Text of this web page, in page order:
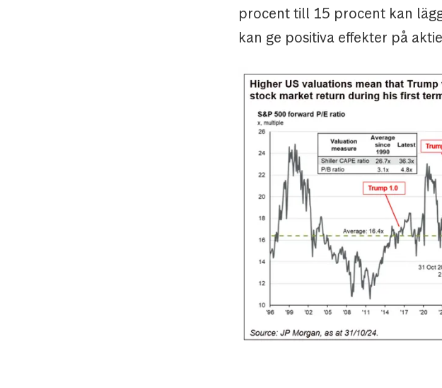
procent till 15 procent kan
kan ge positiva effekter på